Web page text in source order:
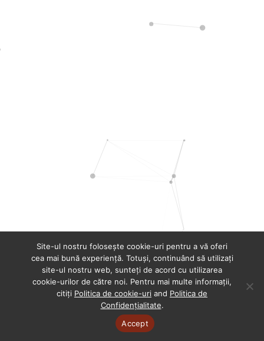
Site-ul nostru folosește cookie-uri pentru a vă oferi
cea mai bună experiență. Totuși, continuând să utilizați
site-ul nostru web, sunteți de acord cu utilizarea
cookie-urilor de către noi. Pentru mai multe informații,
citiți Politica de cookie-uri and Politica de
Confidențialitate.
Accept